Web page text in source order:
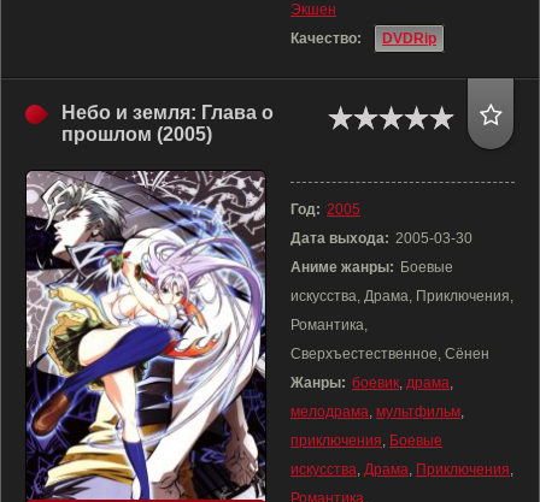
Экшен
Качество:
DVDRip
Небо и земля: Глава о
прошлом (2005)
Год: 2005
Дата выхода: 2005-03-30
Аниме жанры: Боевые
искусства, Драма, Приключения,
Романтика,
Сверхъестественное, Сёнен
Жанры: боевик, драма,
мелодрама, мультфильм,
приключения, Боевые
искусства, Драма, Приключения,
Романтика,